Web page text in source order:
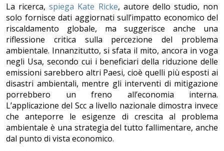
La ricerca,spiega Kate Ricke, autore dello studio, non
solo fornisce dati aggiornati sull’impatto economico del
riscaldamento globale, ma suggerisce anche una
riflessione critica sulla percezione del problema
ambientale. Innanzitutto, si sfata il mito, ancora in voga
negli Usa, secondo cui i beneficiari della riduzione delle
emissioni sarebbero altri Paesi, cioè quelli più esposti ai
disastri ambientali, mentre gli interventi di mitigazione
porrebbero un freno all’economia interna.
L’applicazione del Scc a livello nazionale dimostra invece
che anteporre le esigenze di crescita al problema
ambientale è una strategia del tutto fallimentare, anche
dal punto di vista economico.